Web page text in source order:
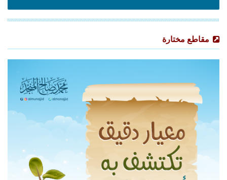
مقاطع مختارة